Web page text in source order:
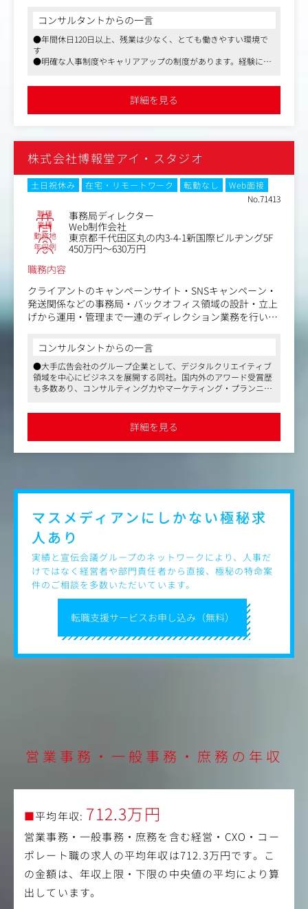
ダーコントロールやBIツールの開発など）、全社のIT戦略
企画等の幅広いキャリアステップがございます。
・商品、販促物、キャンペーンなどマスタ管理全般
・企画・マーケティング部署などの社内各現場のヒアリン
グ～ニーズ調整
条件設定、抽出後のチェック など
※開発実務はベンダー、社内にもベンダーコントロールを
本質の重要業務に注力するため、社内で上流工程を行い、
以降をベンダー活用で対応しています。そのため、開発の
ディレクション実務を中心に磨くことができます。
＜NW/インフラのスペシャリストへ＞
インフラの保守運用だけでなく、基幹システムの環境改善
など、要件定義～運用まで裁量もってご活躍いただきま
す。
＜好立地/私服勤務＞
西鉄天神駅から徒歩7分、2020年移転のデザインオフィス
で就業いただきます。フリースペースも多く、私服勤務で
ラフに就業可能です。
＜納得の評価制度＞
評価基準を全て明文化しており、成長速度に合わせた半期
目標に対し、納得の評価と昇格/昇給が可能です。
コンサルタントからの一言
●年間休日120日以上、残業は少なく、とても働きやすい環境で
す
●明確な人事制度やキャリアアップの制度があります。経験によ
詳細を見る
株式会社博報堂アイ・スタジオ
土日祝休み 在宅・リモートワーク 転勤なし
Web面接
No.71413
職種 事務局ディレクター
業種 Web制作会社
勤務地 東京都千代田区丸の内3-4-1新国際ビルヂング5F
年収例
450万円～630万円
職務内容
クライアントのキャンペーンサイト・SNSキャンペーン・
発送関係などの事務局・バックオフィス領域の設計・立上
げから運用・管理まで一連のディレクション業務を行いま
社内外の各担当者とも部署のフロントとしてコミュニケー
ションが必要です。
具体的には
・運用フロー構築、見積作成・更新
・スタッフへのオリエンテーション
・キャンペーンマニュアル作成
コンサルタントからの一言
●大手広告会社のグループ企業として、デジタルクリエイティブ
領域を中心にビジネスを展開する同社。国内外のアワード受賞歴
も多数あり、コンサルティング力やマーケティング・プランニン
●フリーバカンス制度の導入など働きやすさにも配慮されていま
すので、長期的に就業し、安心してキャリアを形成したい方にも
おすすめです
詳細を見る
転職支援サービスお申し込み（無料）
マスメディアンにしかない極秘求
人あり
実績と宣伝会議グループのネットワークにより、人事だ
けではなく経営者や部門責任者から直接、極秘の特命案
件のご相談を多数いただいています。
営業事務・一般事務・庶務の年収
■平均年収: 712.3万円
営業事務・一般事務・庶務を含む経営・CXO・コー
ポレート職の求人の平均年収は712.3万円です。こ
の金額は、年収上限・下限の中央値の平均により算
出しています。